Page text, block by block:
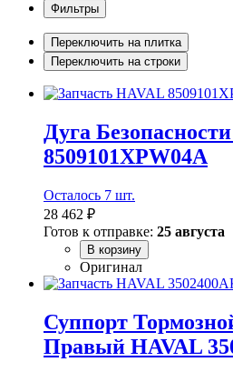
Фильтры
Переключить на плитка
Переключить на строки
Дуга
8509101XPW04A
Осталось 7 шт.
28 462 ₽
Готов к отправке: 25 августа
В корзину
Оригинал
Суппорт
Правый HAVAL